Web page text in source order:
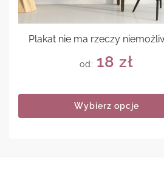
Plakat nie ma rzeczy
od: 18 zł
Wybierz opcje